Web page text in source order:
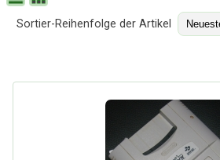
Sortier-Reihenfolge der Artikel